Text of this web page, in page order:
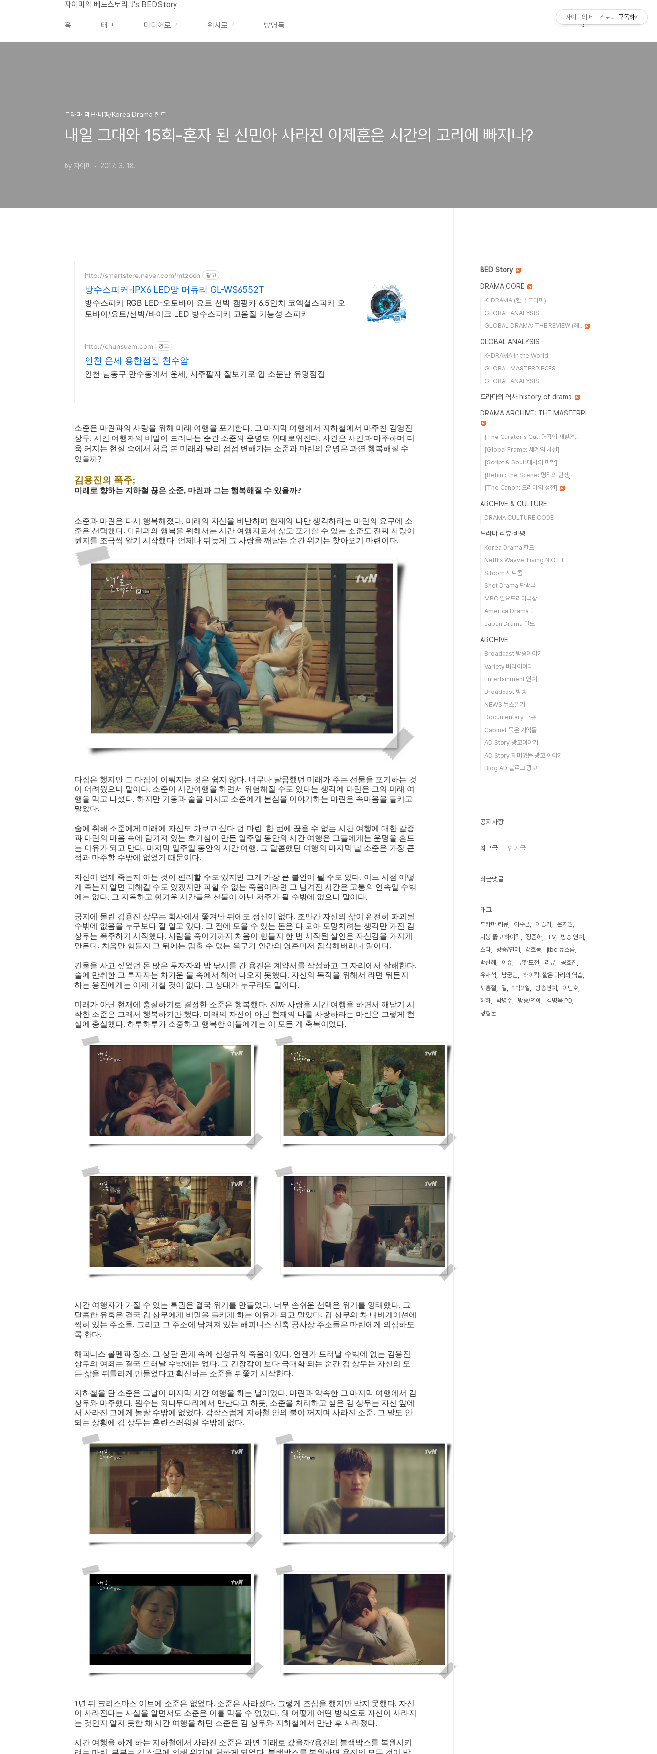
자이미의 베드스토리 J's BEDStory
홈 태그 미디어로그 위치로그 방명록
드라마 리뷰·비평/Korea Drama 한드
내일 그대와 15회-혼자 된 신민아 사라진 이제훈은 시간의 고리에 빠지나?
by 자이미 2017. 3. 18.
http://smartstore.naver.com/mtzoon 광고
방수스피커-IPX6 LED망 머큐리 GL-WS6552T
방수스피커 RGB LED-오토바이 요트 선박 캠핑카 6.5인치 코엑셜스피커 오
토바이/요트/선박/바이크 LED 방수스피커 고음질 기능성 스피커
http://chunsuam.com 광고
인천 운세 용한점집 천수암
인천 남동구 만수동에서 운세, 사주팔자 잘보기로 입 소문난 유명점집
소준은 마린과의 사랑을 위해 미래 여행을 포기한다. 그 마지막 여행에서 지하철에서 마주친 김영진
상무. 시간 여행자의 비밀이 드러나는 순간 소준의 운명도 위태로워진다. 사건은 사건과 마주하며 더
욱 커지는 현실 속에서 처음 본 미래와 달리 점점 변해가는 소준과 마린의 운명은 과연 행복해질 수
있을까?
김용진의 폭주;
미래로 향하는 지하철 끊은 소준, 마린과 그는 행복해질 수 있을까?
소준과 마린은 다시 행복해졌다. 미래의 자신을 비난하며 현재의 나만 생각하라는 마린의 요구에 소
준은 선택했다. 마린과의 행복을 위해서는 시간 여행자로서 삶도 포기할 수 있는 소준도 진짜 사랑이
뭔지를 조금씩 알기 시작했다. 언제나 뒤늦게 그 사랑을 깨닫는 순간 위기는 찾아오기 마련이다.
다짐은 했지만 그 다짐이 이뤄지는 것은 쉽지 않다. 너무나 달콤했던 미래가 주는 선물을 포기하는 것
이 어려웠으니 말이다. 소준이 시간여행을 하면서 위험해질 수도 있다는 생각에 마린은 그의 미래 여
행을 막고 나섰다. 하지만 기동과 술을 마시고 소준에게 본심을 이야기하는 마린은 속마음을 들키고
말았다.
술에 취해 소준에게 미래에 자신도 가보고 싶다 던 마린. 한 번에 끊을 수 없는 시간 여행에 대한 갈증
과 마린의 마음 속에 담겨져 있는 호기심이 만든 일주일 동안의 시간 여행은 그들에게는 운명을 흔드
는 이유가 되고 만다. 마지막 일주일 동안의 시간 여행. 그 달콤했던 여행의 마지막 날 소준은 가장 큰
적과 마주할 수밖에 없었기 때문이다.
자신이 언제 죽는지 아는 것이 편리할 수도 있지만 그게 가장 큰 불안이 될 수도 있다. 어느 시점 어떻
게 죽는지 알면 피해갈 수도 있겠지만 피할 수 없는 죽음이라면 그 남겨진 시간은 고통의 연속일 수밖
에는 없다. 그 지독하고 힘겨운 시간들은 선물이 아닌 저주가 될 수밖에 없으니 말이다.
궁지에 몰린 김용진 상무는 회사에서 쫓겨난 뒤에도 정신이 없다. 조만간 자신의 삶이 완전히 파괴될
수밖에 없음을 누구보다 잘 알고 있다. 그 전에 모을 수 있는 돈은 다 모아 도망치려는 생각만 가진 김
상무는 폭주하기 시작했다. 사람을 죽이기까지 처음이 힘들지 한 번 시작된 살인은 자신감을 가지게
만든다. 처음만 힘들지 그 뒤에는 멈출 수 없는 욕구가 인간의 영혼마저 잠식해버리니 말이다.
건물을 사고 싶었던 돈 많은 투자자와 밤 낚시를 간 용진은 계약서를 작성하고 그 자리에서 살해한다.
술에 만취한 그 투자자는 차가운 물 속에서 헤어 나오지 못했다. 자신의 목적을 위해서 라면 뭐든지
하는 용진에게는 이제 거칠 것이 없다. 그 상대가 누구라도 말이다.
미래가 아닌 현재에 충실하기로 결정한 소준은 행복했다. 진짜 사랑을 시간 여행을 하면서 깨닫기 시
작한 소준은 그래서 행복하기만 했다. 미래의 자신이 아닌 현재의 나를 사랑하라는 마린은 그렇게 현
실에 충실했다. 하루하루가 소중하고 행복한 이들에게는 이 모든 게 축복이었다.
시간 여행자가 가질 수 있는 특권은 결국 위기를 만들었다. 너무 손쉬운 선택은 위기를 잉태했다. 그
달콤한 유혹은 결국 김 상무에게 비밀을 들키게 하는 이유가 되고 말았다. 김 상무의 차 내비게이션에
찍혀 있는 주소들. 그리고 그 주소에 남겨져 있는 해피니스 신축 공사장 주소들은 마린에게 의심하도
록 한다.
해피니스 볼펜과 장소. 그 상관 관계 속에 신성규의 죽음이 있다. 언젠가 드러날 수밖에 없는 김용진
상무의 여죄는 결국 드러날 수밖에는 없다. 그 긴장감이 보다 극대화 되는 순간 김 상무는 자신의 모
든 삶을 뒤틀리게 만들었다고 확신하는 소준을 뒤쫓기 시작한다.
지하철을 탄 소준은 그날이 마지막 시간 여행을 하는 날이었다. 마린과 약속한 그 마지막 여행에서 김
상무와 마주했다. 원수는 외나무다리에서 만난다고 하듯, 소준을 처리하고 싶은 김 상무는 자신 앞에
서 사라진 그에게 놀랄 수밖에 없었다. 갑작스럽게 지하철 안의 불이 꺼지며 사라진 소준. 그 말도 안
되는 상황에 김 상무는 혼란스러워질 수밖에 없다.
1년 뒤 크리스마스 이브에 소준은 없었다. 소준은 사라졌다. 그렇게 조심을 했지만 막지 못했다. 자신
이 사라진다는 사실을 알면서도 소준은 이를 막을 수 없었다. 왜 어떻게 어떤 방식으로 자신이 사라지
는 것인지 알지 못한 채 시간 여행을 하던 소준은 김 상무와 지하철에서 만난 후 사라졌다.
시간 여행을 하게 하는 지하철에서 사라진 소준은 과연 미래로 갔을까?용진의 블랙박스를 복원시키
려는 마린. 부부는 김 상무에 의해 위기에 처하게 되었다. 블랙박스를 복원하면 용진의 모든 것이 밝
BED Story
DRAMA CORE
K-DRAMA (한국 드라마)
GLOBAL ANALYSIS
GLOBAL DRAMA: THE REVIEW (해..
GLOBAL ANALYSIS
K-DRAMA in the World
GLOBAL MASTERPIECES
GLOBAL ANALYSIS
드라마의 역사 history of drama
DRAMA ARCHIVE: THE MASTERPI..
[The Curator's Cut: 명작의 재발견..
[Global Frame: 세계의 시선]
[Script & Soul: 대사의 미학]
[Behind the Scene: 명작의 탄생]
[The Canon: 드라마의 정전]
ARCHIVE & CULTURE
DRAMA CULTURE CODE
드라마 리뷰·비평
Korea Drama 한드
Netflix Wavve Tiving N OTT
Sitcom 시트콤
Shot Drama 단막극
MBC 일요드라마극장
America Drama 미드
Japan Drama 일드
ARCHIVE
Broadcast 방송이야기
Variety 버라이어티
Entertainment 연예
Broadcast 방송
NEWS 뉴스읽기
Documentary 다큐
Cabinet 묵은 기억들
AD Story 광고이야기
AD Story 재미있는 광고 이야기
Blog AD 블로그 광고
공지사항
최근글 인기글
최근댓글
태그
드라마 리뷰 이수근 이승기
은지원
지붕 뚫고 하이킥
정준하 TV
방송 연예
스타
방송/연예 강호동
jtbc 뉴스룸
박신혜
이슈 무한도전 리뷰
공효진
유재석
남궁민
하이킥! 짧은 다리의 역습
노홍철
길 1박2일 방송연예
이민호
하하
박명수 방송/연애
김병욱 PD
정형돈
자이미의 베드스토리 J's BEDStory
구독하기